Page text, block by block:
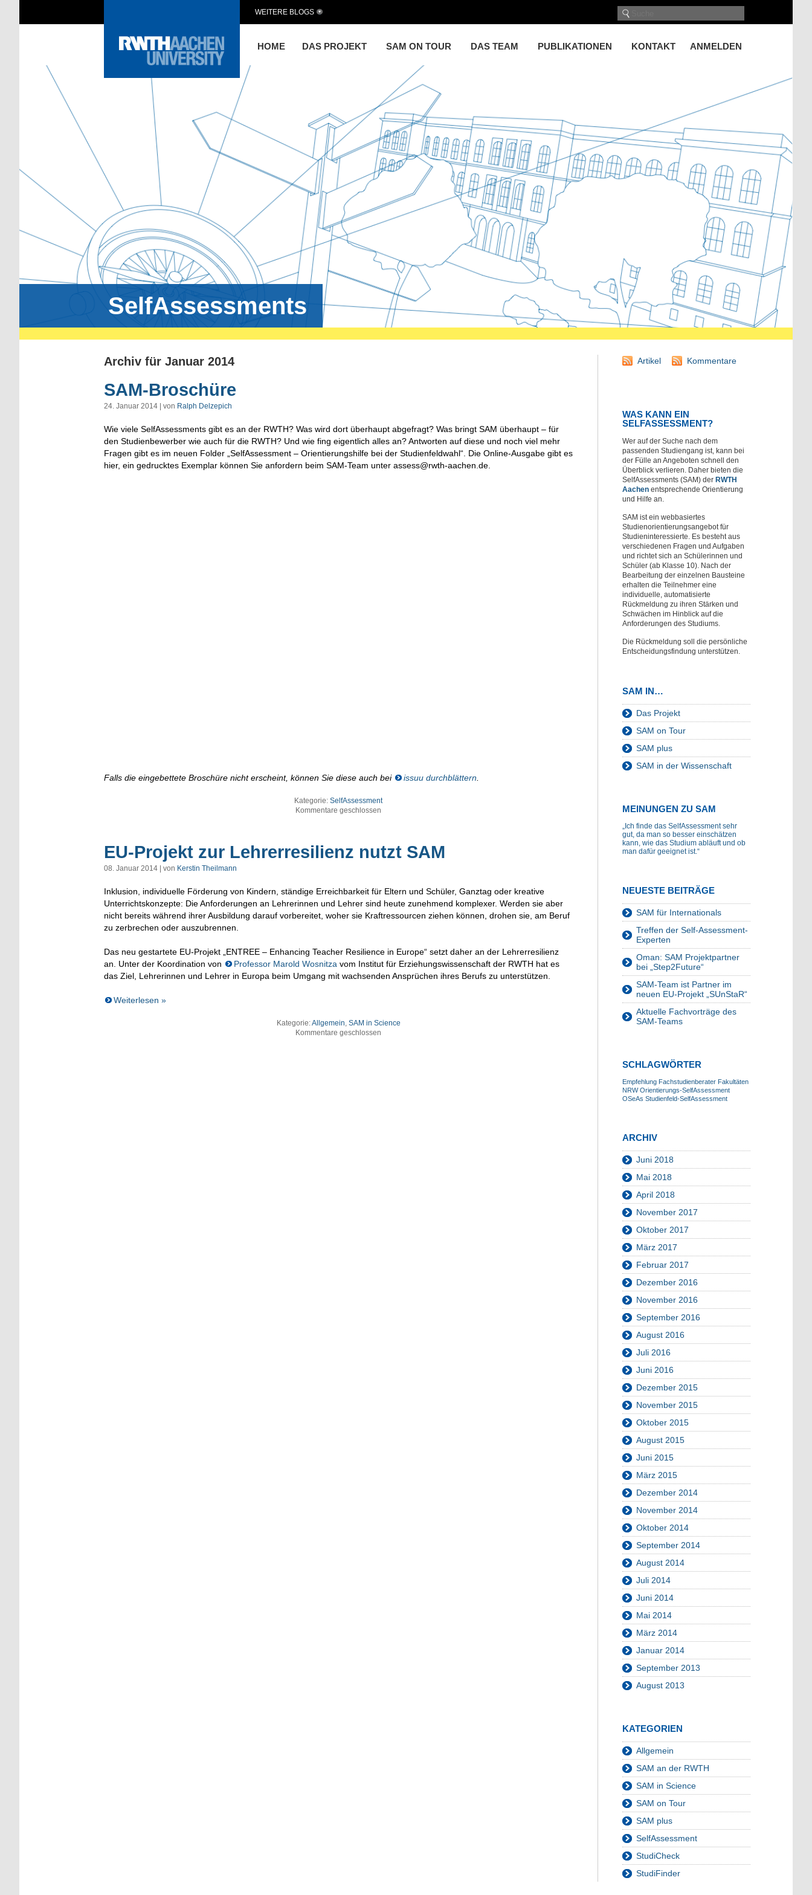
HOME DAS PROJEKT SAM ON TOUR DAS TEAM PUBLIKATIONEN KONTAKT ANMELDEN
WEITERE BLOGS
SelfAssessments
Archiv für Januar 2014
SAM-Broschüre
24. Januar 2014 | von Ralph Delzepich
Wie viele SelfAssessments gibt es an der RWTH? Was wird dort überhaupt abgefragt? Was bringt SAM überhaupt – für
den Studienbewerber wie auch für die RWTH? Und wie fing eigentlich alles an? Antworten auf diese und noch viel mehr
Fragen gibt es im neuen Folder „SelfAssessment – Orientierungshilfe bei der Studienfeldwahl“. Die Online-Ausgabe gibt es
hier, ein gedrucktes Exemplar können Sie anfordern beim SAM-Team unter assess@rwth-aachen.de.
Falls die eingebettete Broschüre nicht erscheint, können Sie diese auch bei issuu durchblättern.
Kategorie: SelfAssessment
Kommentare geschlossen
EU-Projekt zur Lehrerresilienz nutzt SAM
08. Januar 2014 | von Kerstin Theilmann
Inklusion, individuelle Förderung von Kindern, ständige Erreichbarkeit für Eltern und Schüler, Ganztag oder kreative
Unterrichtskonzepte: Die Anforderungen an Lehrerinnen und Lehrer sind heute zunehmend komplexer. Werden sie aber
nicht bereits während ihrer Ausbildung darauf vorbereitet, woher sie Kraftressourcen ziehen können, drohen sie, am Beruf
zu zerbrechen oder auszubrennen.
Das neu gestartete EU-Projekt „ENTREE – Enhancing Teacher Resilience in Europe“ setzt daher an der Lehrerresilienz
an. Unter der Koordination von
Professor Marold Wosnitza vom Institut für Erziehungswissenschaft der RWTH hat es
das Ziel, Lehrerinnen und Lehrer in Europa beim Umgang mit wachsenden Ansprüchen ihres Berufs zu unterstützen.
Weiterlesen »
Kategorie:Allgemein SAM in Science
Kommentare geschlossen
Artikel Kommentare
WAS KANN EIN
SELFASSESSMENT?
Wer auf der Suche nach dem
passenden Studiengang ist, kann bei
der Fülle an Angeboten schnell den
Überblick verlieren. Daher bieten die
SelfAssessments (SAM) der RWTH
Aachen entsprechende Orientierung
und Hilfe an.
SAM ist ein webbasiertes
Studienorientierungsangebot für
Studieninteressierte. Es besteht aus
verschiedenen Fragen und Aufgaben
und richtet sich an Schülerinnen und
Schüler (ab Klasse 10). Nach der
Bearbeitung der einzelnen Bausteine
erhalten die Teilnehmer eine
individuelle, automatisierte
Rückmeldung zu ihren Stärken und
Schwächen im Hinblick auf die
Anforderungen des Studiums.
Die Rückmeldung soll die persönliche
Entscheidungsfindung unterstützen.
SAM IN…
Das Projekt
SAM on Tour
SAM plus
SAM in der Wissenschaft
MEINUNGEN ZU SAM
„Ich finde das SelfAssessment sehr
gut, da man so besser einschätzen
kann, wie das Studium abläuft und ob
man dafür geeignet ist.“
NEUESTE BEITRÄGE
SAM für Internationals
Treffen der Self-Assessment-
Experten
Oman: SAM Projektpartner
bei „Step2Future“
SAM-Team ist Partner im
neuen EU-Projekt „SUnStaR“
Aktuelle Fachvorträge des
SAM-Teams
SCHLAGWÖRTER
Empfehlung Fachstudienberater Fakultäten
NRW Orientierungs-SelfAssessment
OSeAs Studienfeld-SelfAssessment
ARCHIV
Juni 2018
Mai 2018
April 2018
November 2017
Oktober 2017
März 2017
Februar 2017
Dezember 2016
November 2016
September 2016
August 2016
Juli 2016
Juni 2016
Dezember 2015
November 2015
Oktober 2015
August 2015
Juni 2015
März 2015
Dezember 2014
November 2014
Oktober 2014
September 2014
August 2014
Juli 2014
Juni 2014
Mai 2014
März 2014
Januar 2014
September 2013
August 2013
KATEGORIEN
Allgemein
SAM an der RWTH
SAM in Science
SAM on Tour
SAM plus
SelfAssessment
StudiCheck
StudiFinder